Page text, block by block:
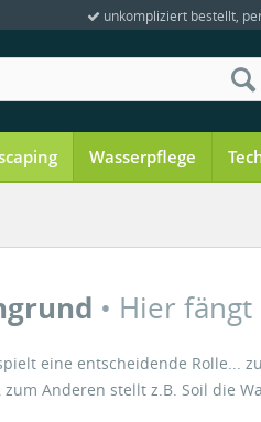
unkompliziert bestellt,
Wasserpflege
• Hier
eine entscheidende Rolle...
zum Anderen stellt z.B. Soil die